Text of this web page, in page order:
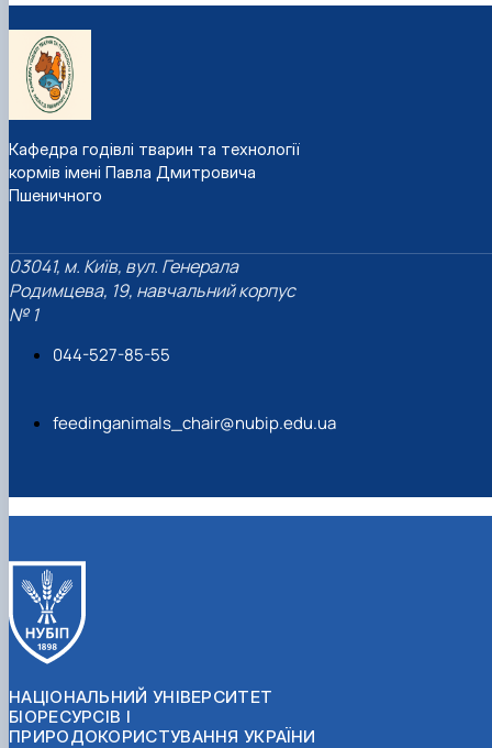
Кафедра годівлі тварин та технології
кормів імені Павла Дмитровича
Пшеничного
03041, м. Київ, вул. Генерала
Родимцева, 19, навчальний корпус
№ 1
044-527-85-55
feedinganimals_chair@nubip.edu.ua
НАЦІОНАЛЬНИЙ УНІВЕРСИТЕТ
БІОРЕСУРСІВ І
ПРИРОДОКОРИСТУВАННЯ УКРАЇНИ